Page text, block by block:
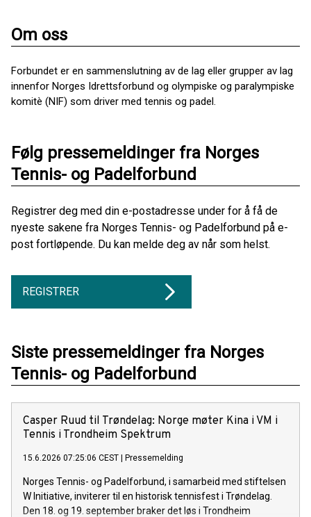
Om oss
Forbundet er en sammenslutning av de lag eller grupper av lag
innenfor Norges Idrettsforbund og olympiske og paralympiske
komitè (NIF) som driver med tennis og padel.
Følg pressemeldinger fra Norges
Tennis- og Padelforbund
Registrer deg med din e-postadresse under for å få de
nyeste sakene fra Norges Tennis- og Padelforbund på e-
post fortløpende. Du kan melde deg av når som helst.
REGISTRER
Siste pressemeldinger fra Norges
Tennis- og Padelforbund
Casper Ruud til Trøndelag: Norge møter Kina i VM i
Tennis i Trondheim Spektrum
15.6.2026 07:25:06 CEST Pressemelding
Norges Tennis- og Padelforbund, i samarbeid med stiftelsen
W Initiative, inviterer til en historisk tennisfest i Trøndelag.
Den 18. og 19. september braker det løs i Trondheim